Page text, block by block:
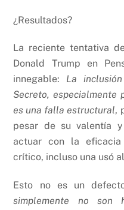
¿Resultados?
La reciente tentativa
Donald Trump en
innegable: La
Secreto, especialmente
es una falla estructural,
pesar de su valentía
actuar con la
crítico, incluso una usó
Esto no es un
simplemente no son